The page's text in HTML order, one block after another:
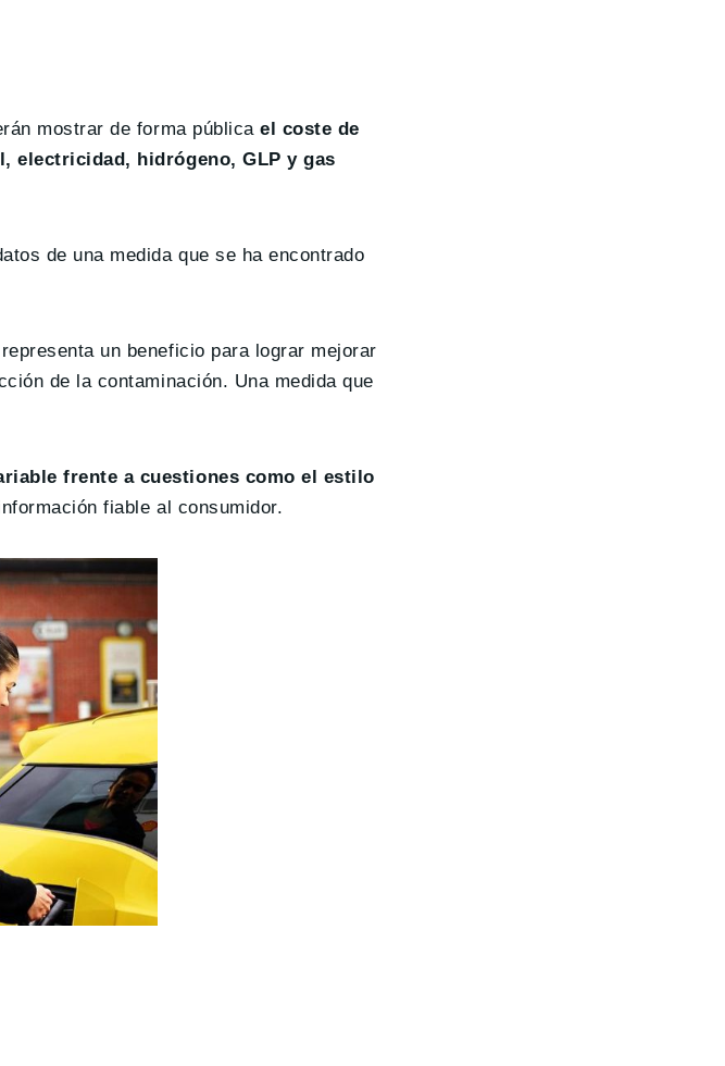
mostrar de forma públicael coste de
electricidad, hidrógeno, GLP y gas
de una medida que se ha encontrado
un beneficio para lograr mejorar
de la contaminación. Una medida que
frente a cuestiones como el estilo
fiable al consumidor.